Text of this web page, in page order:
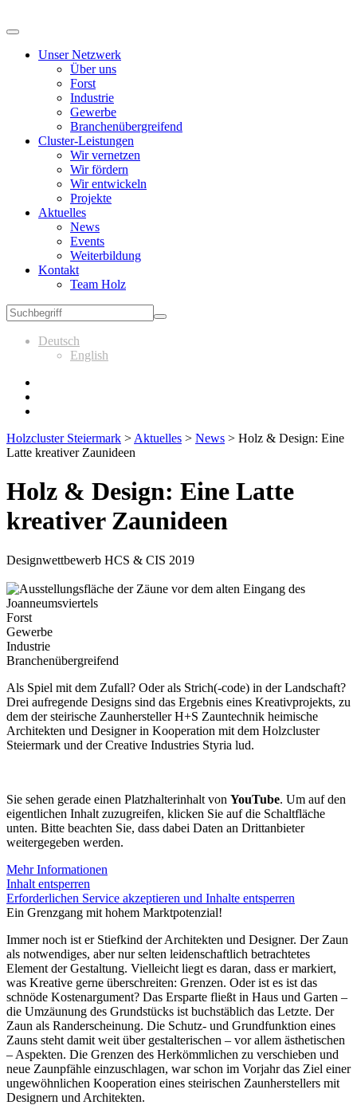
Unser Netzwerk
Über uns
Forst
Industrie
Gewerbe
Branchenübergreifend
Cluster-Leistungen
Wir vernetzen
Wir fördern
Wir entwickeln
Projekte
Aktuelles
News
Events
Weiterbildung
Kontakt
Team Holz
Deutsch
English
Holzcluster Steiermark > Aktuelles > News > Holz & Design: Eine
Latte kreativer Zaunideen
Holz & Design: Eine Latte
kreativer Zaunideen
Designwettbewerb HCS & CIS 2019
Forst
Gewerbe
Industrie
Branchenübergreifend
Als Spiel mit dem Zufall? Oder als Strich(-code) in der Landschaft?
Drei aufregende Designs sind das Ergebnis eines Kreativprojekts, zu
dem der steirische Zaunhersteller H+S Zauntechnik heimische
Architekten und Designer in Kooperation mit dem Holzcluster
Steiermark und der Creative Industries Styria lud.
Sie sehen gerade einen Platzhalterinhalt von YouTube. Um auf den
eigentlichen Inhalt zuzugreifen, klicken Sie auf die Schaltfläche
unten. Bitte beachten Sie, dass dabei Daten an Drittanbieter
weitergegeben werden.
Mehr Informationen
Inhalt entsperren
Erforderlichen Service akzeptieren und Inhalte entsperren
Ein Grenzgang mit hohem Marktpotenzial!
Immer noch ist er Stiefkind der Architekten und Designer. Der Zaun
als notwendiges, aber nur selten leidenschaftlich betrachtetes
Element der Gestaltung. Vielleicht liegt es daran, dass er markiert,
was Kreative gerne überschreiten: Grenzen. Oder ist es ist das
schnöde Kostenargument? Das Ersparte fließt in Haus und Garten –
die Umzäunung des Grundstücks ist buchstäblich das Letzte. Der
Zaun als Randerscheinung. Die Schutz- und Grundfunktion eines
Zauns steht damit weit über gestalterischen – vor allem ästhetischen
– Aspekten. Die Grenzen des Herkömmlichen zu verschieben und
neue Zaunpfähle einzuschlagen, war schon im Vorjahr das Ziel einer
ungewöhnlichen Kooperation eines steirischen Zaunherstellers mit
Designern und Architekten.